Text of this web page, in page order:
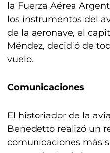
la Fuerza Aérea
los instrumentos del
de la aeronave, el
Méndez, decidió de
vuelo.
Comunicaciones
El historiador de la
Benedetto realizó un
comunicaciones más